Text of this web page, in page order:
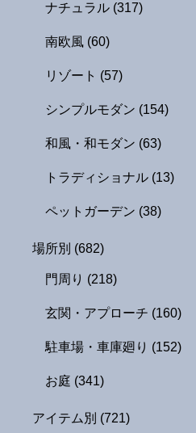
ナチュラル (317)
南欧風 (60)
リゾート (57)
シンプルモダン (154)
和風・和モダン (63)
トラディショナル (13)
ペットガーデン (38)
場所別 (682)
門周り (218)
玄関・アプローチ (160)
駐車場・車庫廻り (152)
お庭 (341)
アイテム別 (721)